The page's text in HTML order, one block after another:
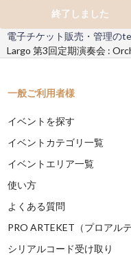
終了しました
電子チケット販売・管理の
Largo 第3回定期演奏会 :
一般ご利用者様
イベントを探す
イベントカテゴリ一覧
イベントエリア一覧
使い方
よくある質問
PRO ARTEKET（プロアルテ
シリアルコード受け取り